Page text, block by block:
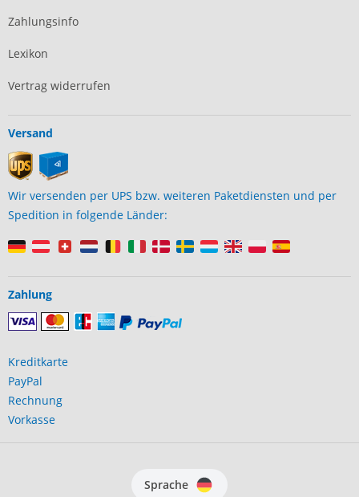
Zahlungsinfo
Lexikon
Vertrag widerrufen
Versand
Wir versenden per UPS bzw. weiteren Paketdiensten und per
Spedition in folgende Länder:
Zahlung
Kreditkarte
PayPal
Rechnung
Vorkasse
Sprache